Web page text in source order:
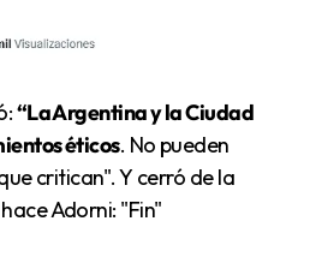
“La Argentina y la Ciudad
éticos. No pueden
critican". Y cerró de la
Adorni: "Fin"